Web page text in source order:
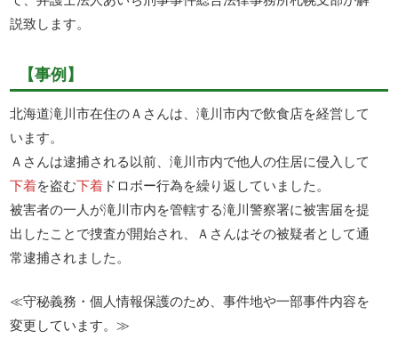
説致します。
【事例】
北海道滝川市在住のＡさんは、滝川市内で飲食店を経営して
います。
Ａさんは逮捕される以前、滝川市内で他人の住居に侵入して
下着を盗む下着 ドロボー行為を繰り返していました。
被害者の一人が滝川市内を管轄する滝川警察署に被害届を提
出したことで捜査が開始され、Ａさんはその被疑者として通
常逮捕されました。
≪守秘義務・個人情報保護のため、事件地や一部事件内容を
変更しています。≫